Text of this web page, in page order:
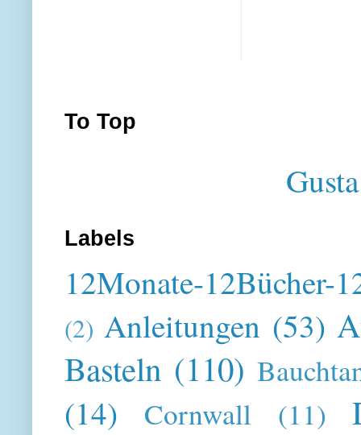
To Top
Labels
12Monate-12Bücher-
(2) Anleitungen (53)
Basteln (110)
(14) Cornwall (11)